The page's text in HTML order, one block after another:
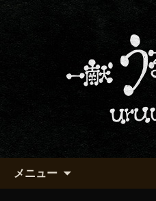
京都・五条で
める「一献う
京都・五条烏丸の
るうる」からのお
メニュー